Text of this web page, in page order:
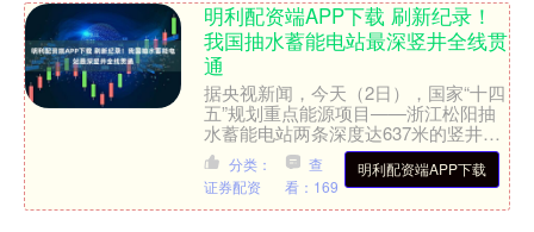
明利配资端APP下载 刷新纪录！
我国抽水蓄能电站最深竖井全线贯
通
据央视新闻，今天（2日），国家“十四
五”规划重点能源项目——浙江松阳抽
水蓄能电站两条深度达637米的竖井实
现全线贯通，刷新我国抽水蓄能领域最
深竖井工程纪录。松阳....明利配资端APP下载
分类：
证券配资
查
看：169